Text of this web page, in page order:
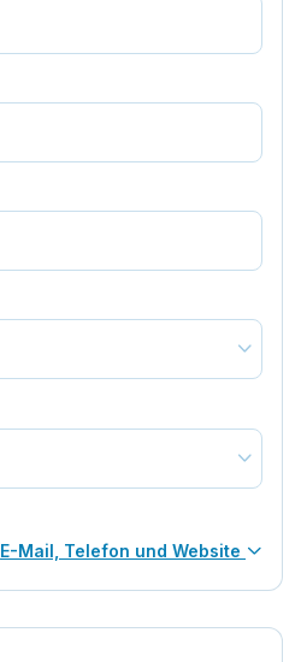
E-Mail, Telefon und Website